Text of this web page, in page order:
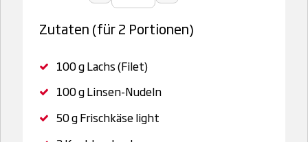
Zutaten (für 2 Portionen)
100 gLachs (Filet)
100 gLinsen-Nudeln
50 gFrischkäse light